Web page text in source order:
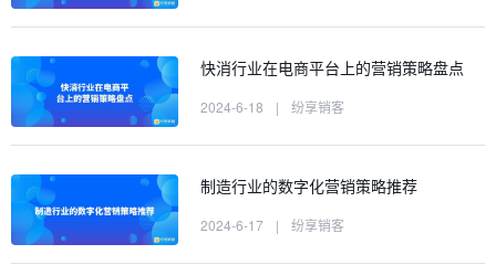
快消行业在电商平台上的营销策略盘点
2024-6-18 | 纷享销客
制造行业的数字化营销策略推荐
2024-6-17 | 纷享销客